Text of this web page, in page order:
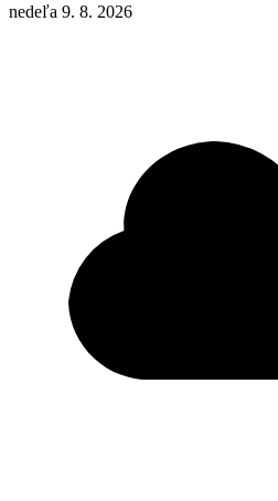
nedeľa 9. 8. 2026